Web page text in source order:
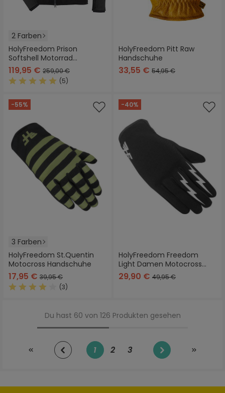
2 Farben
HolyFreedom Prison
Softshell Motorrad
Textiljacke
119,95 € 259,00 €
(5)
HolyFreedom Pitt Raw
Handschuhe
33,55 € 54,95 €
-55%
3 Farben
HolyFreedom St.Quentin
Motocross Handschuhe
17,95 € 39,95 €
(3)
-40%
HolyFreedom Freedom
Light Damen Motocross
Handschuhe
29,90 € 49,95 €
Du hast 60 von 126 Produkten gesehen
Seite
1 Seite
2 Seite
3